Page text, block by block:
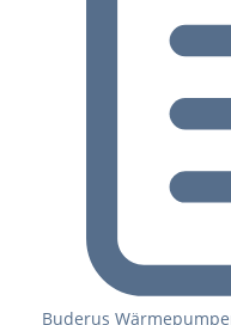
Buderus